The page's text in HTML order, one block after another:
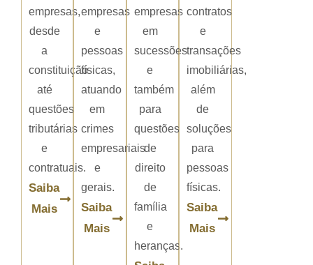
empresas,
desde
a
constituição
até
questões
tributárias
e
contratuais.
Saiba
Mais
empresas
e
pessoas
físicas,
atuando
em
crimes
empresariais
e
gerais.
Saiba
Mais
empresas
em
sucessões
e
também
para
questões
de
direito
de
família
e
heranças.
contratos
e
transações
imobiliárias,
além
de
soluções
para
pessoas
físicas.
Saiba
Mais